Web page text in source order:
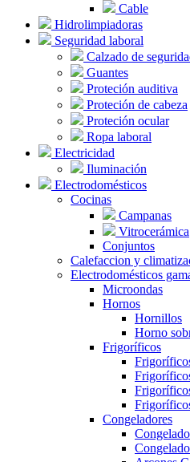
Cable
Hidrolimpiadoras
Seguridad laboral
Calzado de
Guantes
Proteción auditiva
Proteción de cabeza
Proteción ocular
Ropa laboral
Electricidad
Iluminación
Electrodomésticos
Cocinas
Campanas
Vitrocerámica
Conjuntos
Calefaccion y
Electrodomésticos
Microondas
Hornos
Hornillos
Horno
Frigoríficos
Congeladores